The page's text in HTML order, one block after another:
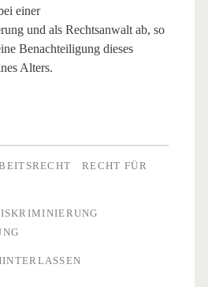
einer
und als Rechtsanwalt ab, so
Benachteiligung dieses
Alters.
RECHT FÜR